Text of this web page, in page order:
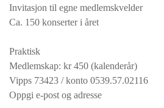
Invitasjon til egne medlemskvelder
Ca. 150 konserter i året
Praktisk
Medlemskap: kr 450 (kalenderår)
Vipps 73423 / konto 0539.57.02116
Oppgi e-post og adresse